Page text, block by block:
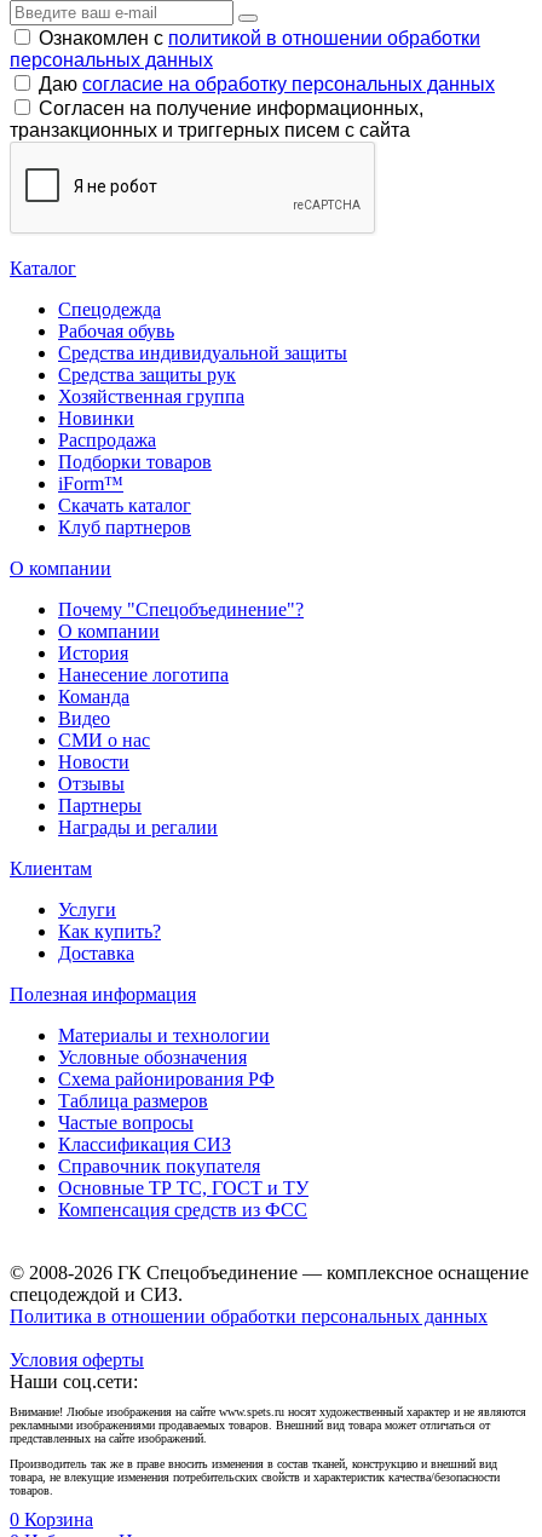
Ознакомлен с политикой в отношении обработки
персональных данных
Даю согласие на обработку персональных данных
Согласен на получение информационных,
транзакционных и триггерных писем с сайта
Каталог
Спецодежда
Рабочая обувь
Средства индивидуальной защиты
Средства защиты рук
Хозяйственная группа
Новинки
Распродажа
Подборки товаров
iForm™
Скачать каталог
Клуб партнеров
О компании
Почему "Спецобъединение"?
О компании
История
Нанесение логотипа
Команда
Видео
СМИ о нас
Новости
Отзывы
Партнеры
Награды и регалии
Клиентам
Услуги
Как купить?
Доставка
Полезная информация
Материалы и технологии
Условные обозначения
Схема районирования РФ
Таблица размеров
Частые вопросы
Классификация СИЗ
Справочник покупателя
Основные ТР ТС, ГОСТ и ТУ
Компенсация средств из ФСС
© 2008-2026 ГК Спецобъединение — комплексное оснащение
спецодеждой и СИЗ.
Политика в отношении обработки персональных данных
Условия оферты
Наши соц.сети:
Внимание! Любые изображения на сайте www.spets.ru носят художественный характер и не являются
рекламными изображениями продаваемых товаров. Внешний вид товара может отличаться от
представленных на сайте изображений.
Производитель так же в праве вносить изменения в состав тканей, конструкцию и внешний вид
товара, не влекущие изменения потребительских свойств и характеристик качества/безопасности
товаров.
0 Корзина